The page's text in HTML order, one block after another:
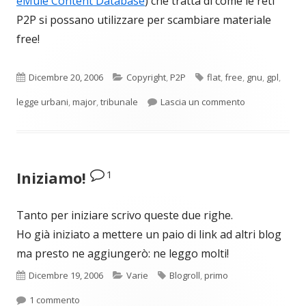
P2P si possano utilizzare per scambiare materiale
free!
Pubblicato
Dicembre 20, 2006 Categorie
Copyright,P2P Tag
flat,free, gnu, gpl,
legge urbani,major,tribunale Lascia un commento
Iniziamo! 1
Tanto per iniziare scrivo queste due righe.
Ho già iniziato a mettere un paio di link ad altri blog
ma presto ne aggiungerò: ne leggo molti!
Pubblicato
Dicembre 19, 2006 Categorie
Varie Tag
Blogroll primo
1 commento